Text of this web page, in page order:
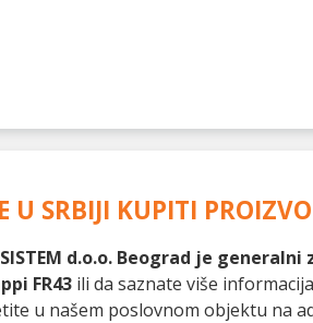
U SRBIJI KUPITI
SISTEM d.o.o. Beograd je
FR43 ili da saznate više
u našem poslovnom objektu na